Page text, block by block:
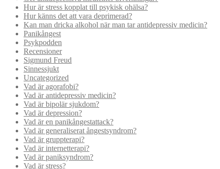
Hur är stress kopplat till psykisk ohälsa?
Hur känns det att vara deprimerad?
Kan man dricka alkohol när man tar antidepressiv medicin?
Panikångest
Psykpodden
Recensioner
Sigmund Freud
Sinnessjukt
Uncategorized
Vad är agorafobi?
Vad är antidepressiv medicin?
Vad är bipolär sjukdom?
Vad är depression?
Vad är en panikångestattack?
Vad är generaliserat ångestsyndrom?
Vad är gruppterapi?
Vad är internetterapi?
Vad är paniksyndrom?
Vad är stress?